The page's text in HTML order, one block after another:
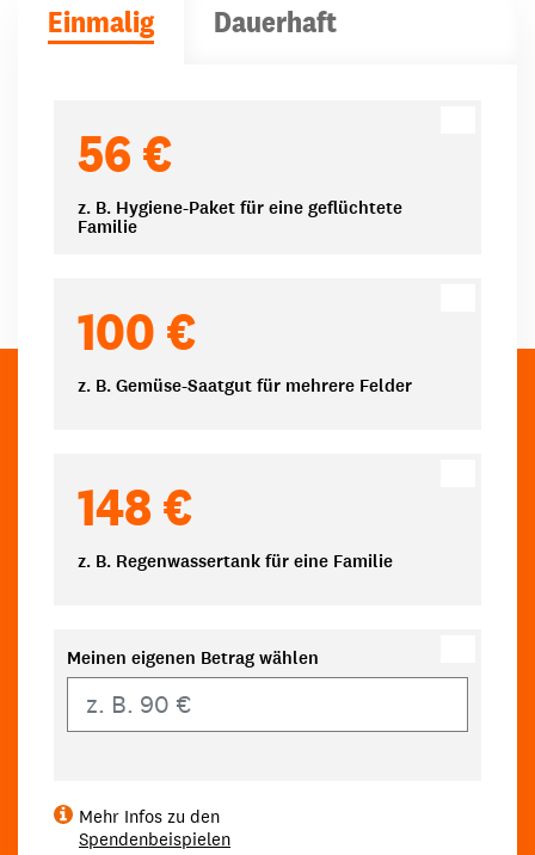
Einmalig Dauerhaft
56 €
z. B. Hygiene-Paket für eine geflüchtete
Familie
100 €
z. B. Gemüse-Saatgut für mehrere Felder
148 €
z. B. Regenwassertank für eine Familie
Meinen eigenen Betrag wählen
Mehr Infos zu den
Spendenbeispielen